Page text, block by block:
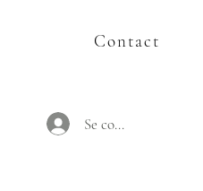
Se connecter
Contact